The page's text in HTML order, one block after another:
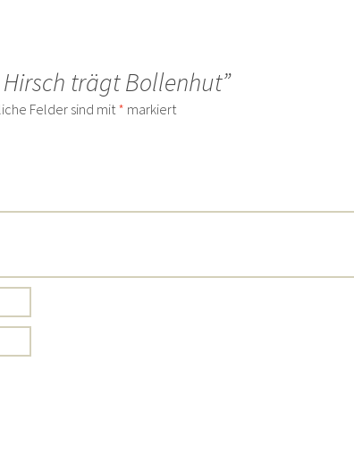
trägt Bollenhut”
Felder sind mit * markiert